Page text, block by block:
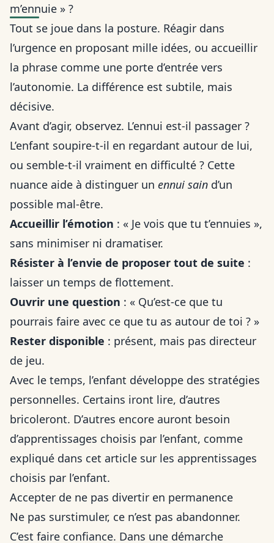
m’ennuie » ?
Tout se joue dans la posture. Réagir dans
l’urgence en proposant mille idées, ou accueillir
la phrase comme une porte d’entrée vers
l’autonomie. La différence est subtile, mais
décisive.
Avant d’agir, observez. L’ennui est-il passager ?
L’enfant soupire-t-il en regardant autour de lui,
ou semble-t-il vraiment en difficulté ? Cette
nuance aide à distinguer un ennui sain d’un
possible mal-être.
Accueillir l’émotion : « Je vois que tu t’ennuies »,
sans minimiser ni dramatiser.
Résister à l’envie de proposer tout de suite :
laisser un temps de flottement.
Ouvrir une question : « Qu’est-ce que tu
pourrais faire avec ce que tu as autour de toi ? »
Rester disponible : présent, mais pas directeur
de jeu.
Avec le temps, l’enfant développe des stratégies
personnelles. Certains iront lire, d’autres
bricoleront. D’autres encore auront besoin
d’apprentissages choisis par l’enfant, comme
expliqué dans cet article sur les apprentissages
choisis par l’enfant.
Accepter de ne pas divertir en permanence
Ne pas surstimuler, ce n’est pas abandonner.
C’est faire confiance. Dans une démarche